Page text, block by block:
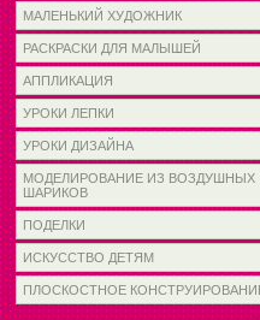
МАЛЕНЬКИЙ ХУДОЖНИК
РАСКРАСКИ ДЛЯ МАЛЫШЕЙ
АППЛИКАЦИЯ
УРОКИ ЛЕПКИ
УРОКИ ДИЗАЙНА
МОДЕЛИРОВАНИЕ ИЗ ВОЗДУШНЫХ
ШАРИКОВ
ПОДЕЛКИ
ИСКУССТВО ДЕТЯМ
ПЛОСКОСТНОЕ